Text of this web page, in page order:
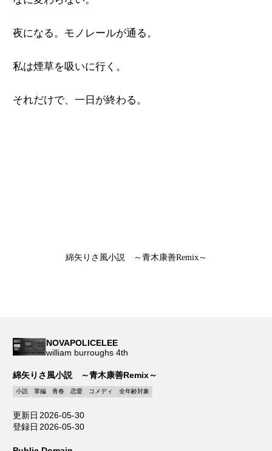
夜になる。モノレールが通る。
私は煙草を吸いに行く。
それだけで、一日が終わる。
綿矢りさ風小説 ～青木康善Remix～
NOVAPOLICELEE
william burroughs 4th
綿矢りさ風小説 ～青木康善Remix～
小説 掌編 青春 恋愛 コメディ 全年齢対象
更新日 2026-05-30
登録日 2026-05-30